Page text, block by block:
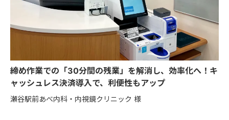
締め作業での「30分間の残業」を解消し、効率化へ！キ
ャッシュレス決済導入で、利便性もアップ
瀬谷駅前あべ内科・内視鏡クリニック 様